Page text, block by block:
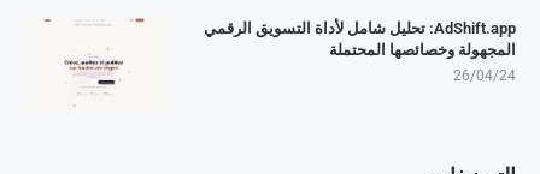
AdShift.app: تحليل شامل لأداة التسويق الرقمي
المجهولة وخصائصها المحتملة
26/04/24